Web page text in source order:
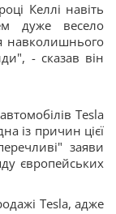
Келлі навіть
дуже весело
навколишнього
- сказав він
Tesla
із причин цієї
заяви
європейських
Tesla, адже